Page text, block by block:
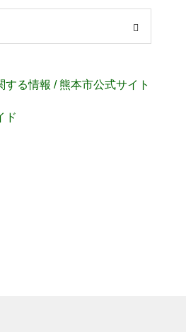
する情報 / 熊本市公式サイト
ド